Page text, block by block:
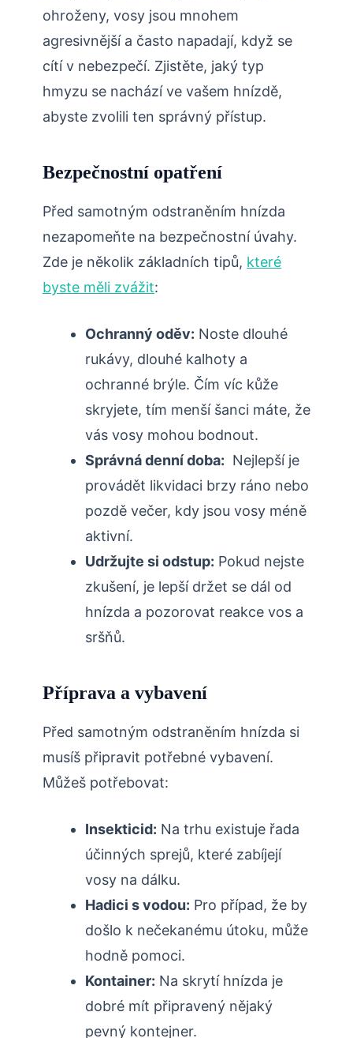
ohroženy, vosy ⁤jsou mnohem
agresivnější a často napadají,‍ když se
cítí v nebezpečí. Zjistěte, jaký typ
hmyzu se nachází ​ve vašem hnízdě,
abyste zvolili ten správný přístup.
Bezpečnostní opatření
Před ‍samotným ​odstraněním hnízda
nezapomeňte na bezpečnostní úvahy.
Zde je několik základních tipů, které
byste měli zvážit:
Ochranný oděv: ⁢Noste ‍dlouhé
rukávy, dlouhé kalhoty a
ochranné brýle. Čím⁢ víc kůže
skryjete, tím menší šanci máte, že
vás ⁣vosy mohou bodnout.
Správná denní doba: ⁤ Nejlepší ⁣je
provádět likvidaci brzy ráno nebo
pozdě večer, kdy jsou vosy méně
aktivní.
Udržujte si odstup: Pokud nejste
zkušení, ⁢je lepší držet se ⁣dál od
hnízda a pozorovat reakce vos a
sršňů.
Příprava a vybavení
Před samotným odstraněním hnízda si
musíš připravit potřebné vybavení.
Můžeš potřebovat:
Insekticid: Na trhu existuje řada
účinných sprejů, které zabíjejí
vosy na dálku.
Hadici s vodou: ⁤Pro ⁢případ, že by
došlo k nečekanému​ útoku, může
hodně pomoci.
Kontainer: Na skrytí ​hnízda je
dobré mít⁢ připravený nějaký
⁤pevný kontejner.